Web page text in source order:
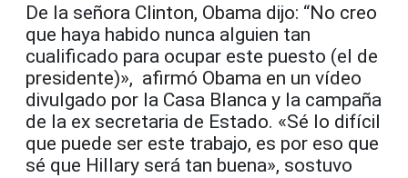
De la señora Clinton, Obama dijo: “No creo
que haya habido nunca alguien tan
cualificado para ocupar este puesto (el de
presidente)», afirmó Obama en un vídeo
divulgado por la Casa Blanca y la campaña
de la ex secretaria de Estado. «Sé lo difícil
que puede ser este trabajo, es por eso que
sé que Hillary será tan buena», sostuvo